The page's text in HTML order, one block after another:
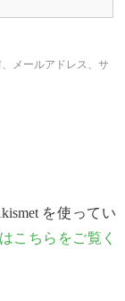
メールアドレス、サ
を使ってい
こちらをご覧く